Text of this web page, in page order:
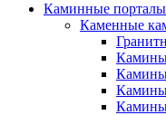
Каминные порталы
Каменные
Камины
Камины
Камины
Камины